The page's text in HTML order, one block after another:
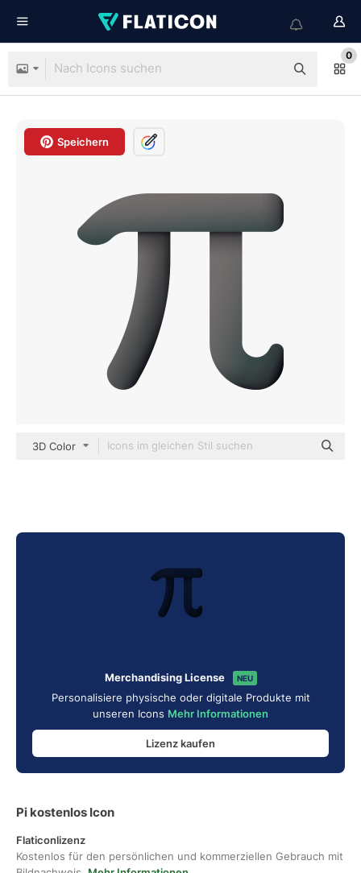
0
Speichern
3D Color
Merchandising License NEU
Personalisiere physische oder digitale Produkte mit
unseren Icons Mehr Informationen
Lizenz kaufen
Pi kostenlos Icon
Flaticonlizenz
Kostenlos für den persönlichen und kommerziellen Gebrauch mit